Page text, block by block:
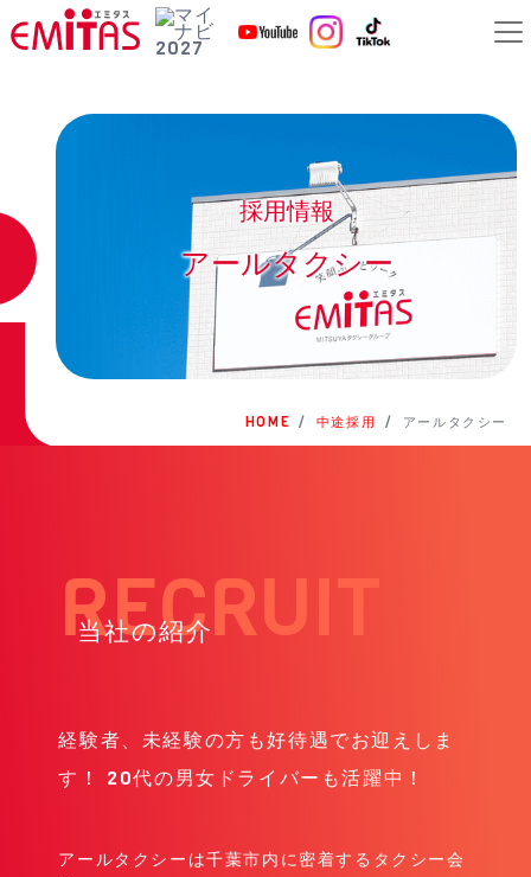
採用情報
アールタクシー
HOME 中途採用 アールタクシー
当社の紹介
経験者、未経験の方も好待遇でお迎えしま
す！ 20代の男女ドライバーも活躍中！
アールタクシーは千葉市内に密着するタクシー会